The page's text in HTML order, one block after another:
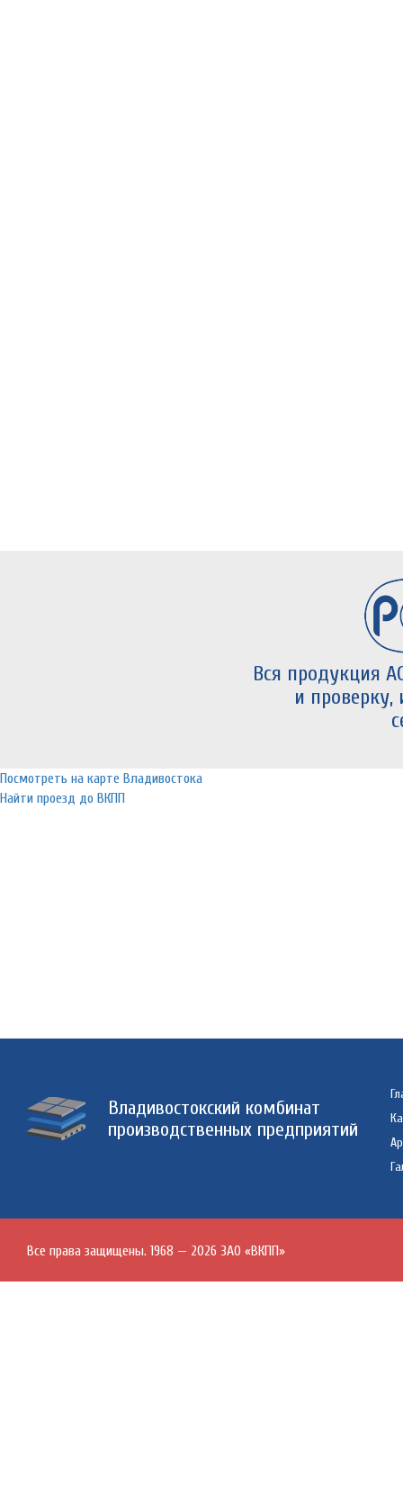
Вся продукция
и проверку,
Посмотреть на карте Владивостока
Найти проезд до ВКПП
Владивостокский комбинат
производственных предприятий
Все права защищены. 1968 — 2026 ЗАО «ВКПП»